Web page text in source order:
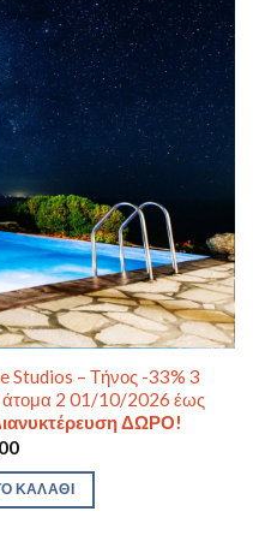
– Τήνος -33% 3
άτομα 2 01/10/2026 έως
ΔΩΡΟ!
ΚΑΛΆΘΙ